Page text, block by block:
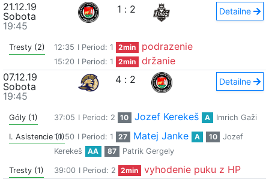
21.12.19
Sobota
19:45
1 : 2 Detailne
Tresty (2) 12:35 I Period: 1 2min podrazenie
15:20 I Period: 1 2min
držanie
07.12.19
Sobota
19:45
4 : 2 Detailne
Góly (1) 37:05 I Period: 2 10 Jozef Kerekeš A Imrich Gaži
I. Asistencie (1)10:50 I Period: 1 27 Matej Janke A 10
Jozef
Kerekeš
AA 87 Patrik Gergely
Tresty (1) 39:00 I Period: 2 2min
vyhodenie puku z HP